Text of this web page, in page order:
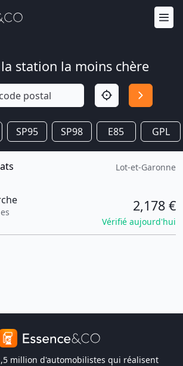
station la moins chère
SP95 SP98 E85 GPL
Lot-et-Garonne
2,178 €
Vérifié aujourd'hui
million d'automobilistes qui réalisent